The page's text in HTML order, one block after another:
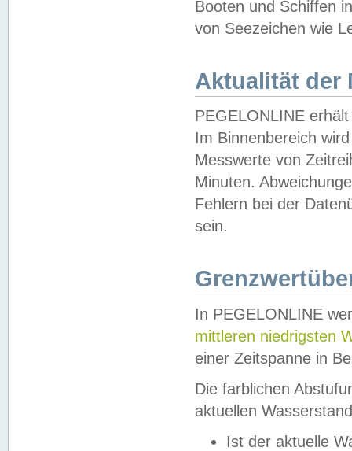
Booten und Schiffen
von Seezeichen wie
Aktualität der
PEGELONLINE
Im Binnenbereich
Messwerte von
Minuten.
Fehlern bei der
sein.
In PEGELONLINE
mittleren niedrigsten
einer Zeitspanne in
Die farblichen
aktuellen
Ist der aktuelle